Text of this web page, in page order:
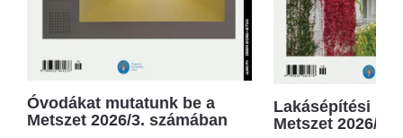
Óvodákat mutatunk be a
Metszet 2026/3. számában
Lakásépítési
Metszet 2026/2.